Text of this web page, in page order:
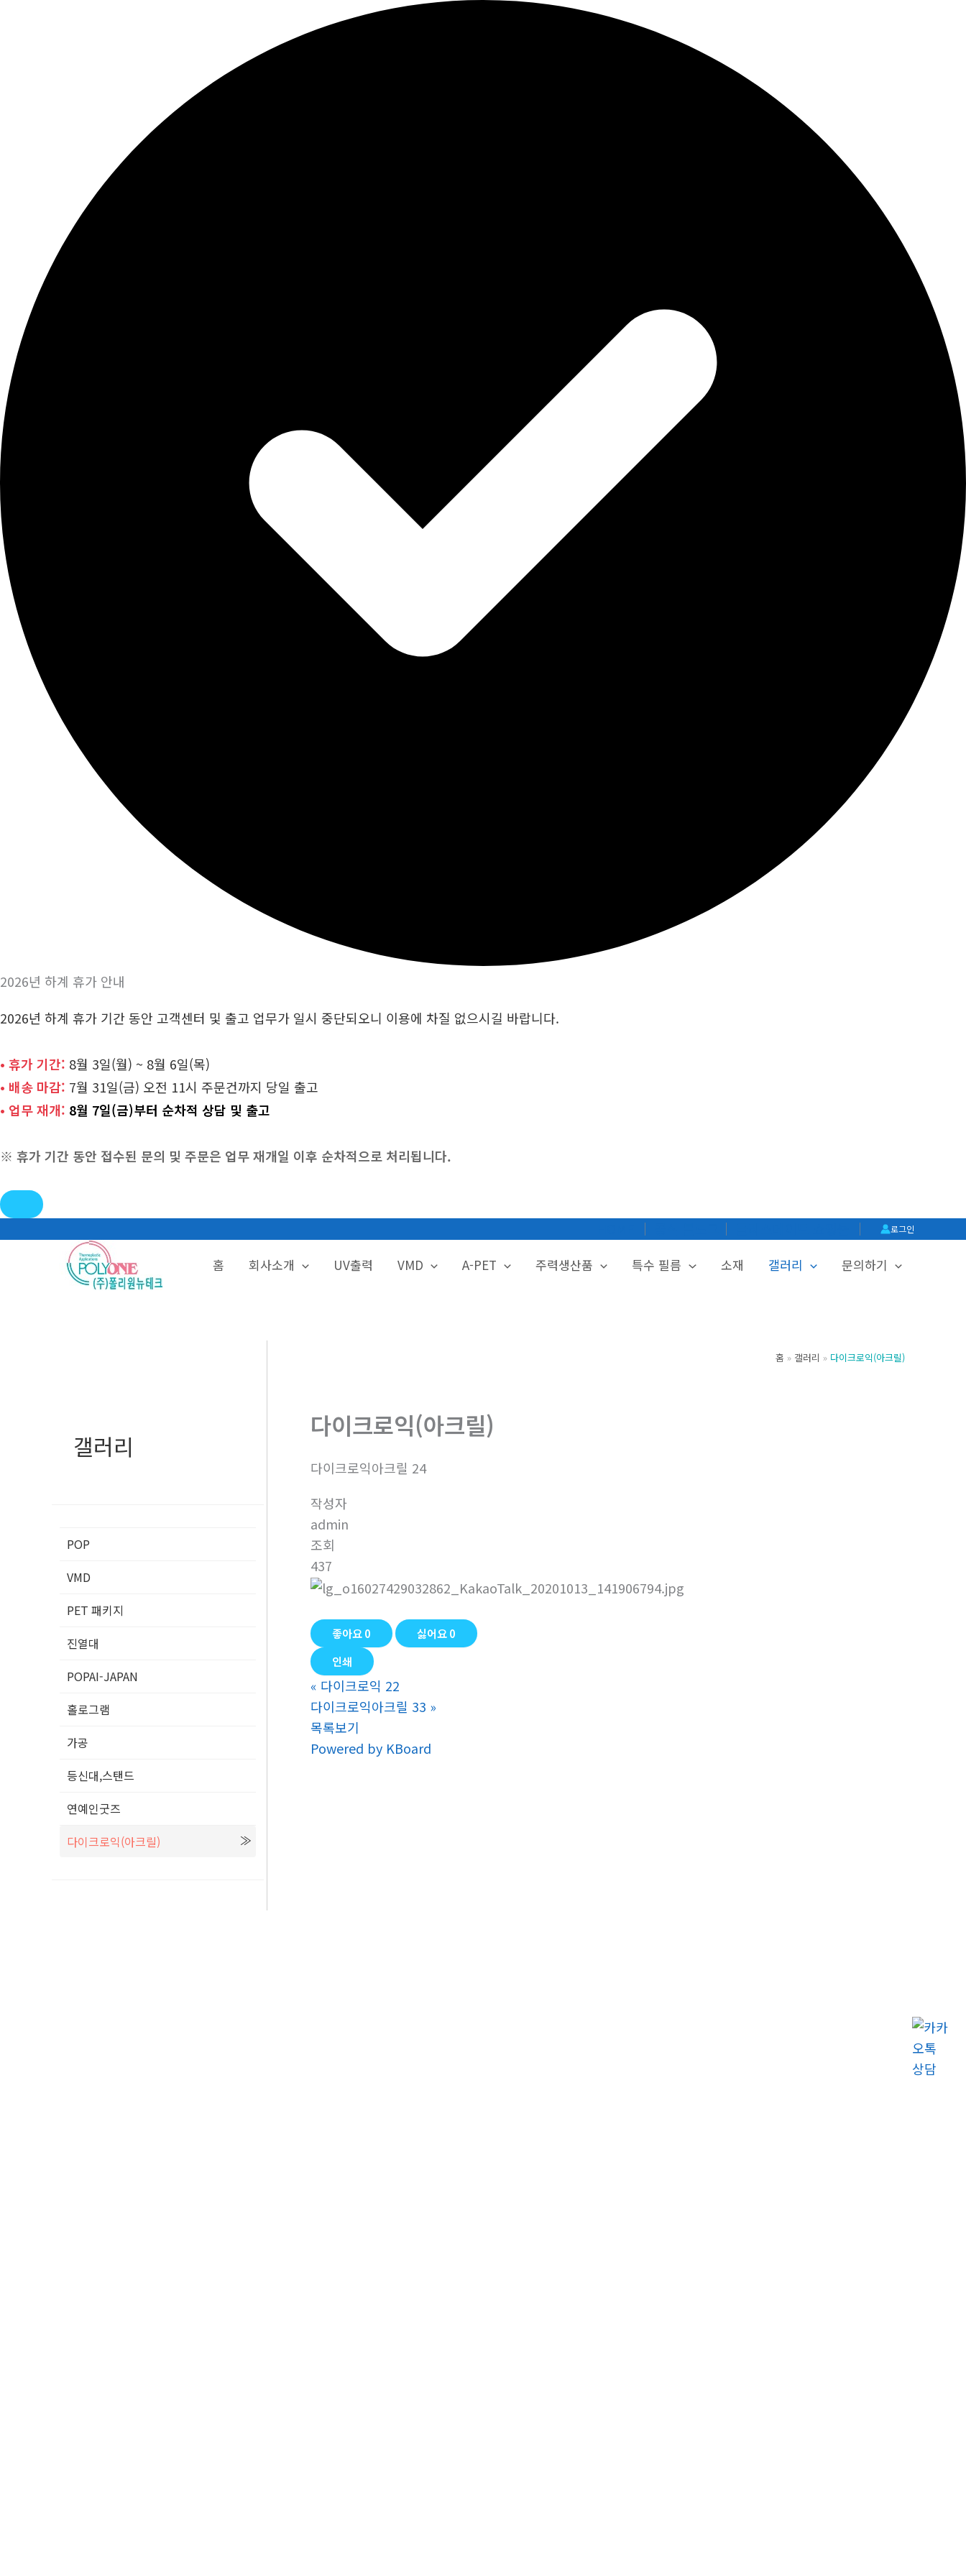
2026년 하계 휴가 안내
2026년 하계 휴가 기간 동안 고객센터 및 출고 업무가 일시 중단되오니 이용에 차질 없으시길 바랍니다.
• 휴가 기간: 8월 3일(월) ~ 8월 6일(목)
• 배송 마감: 7월 31일(금) 오전 11시 주문건까지 당일 출고
• 업무 재개: 8월 7일(금)부터 순차적 상담 및 출고
※ 휴가 기간 동안 접수된 문의 및 주문은 업무 재개일 이후 순차적으로 처리됩니다.
│ │ │ 로그인
홈 회사소개 UV출력 VMD A-PET 주력생산품 특수 필름 소재 갤러리 문의하기
갤러리
POP
VMD
PET 패키지
진열대
POPAI-JAPAN
홀로그램
가공
등신대,스탠드
연예인굿즈
다이크로익(아크릴)
홈 갤러리 다이크로익(아크릴)
다이크로익(아크릴)
다이크로익아크릴 24
작성자
admin
조회
437
좋아요0 싫어요0
인쇄
« 다이크로익 22
다이크로익아크릴 33 »
목록보기
Powered by KBoard